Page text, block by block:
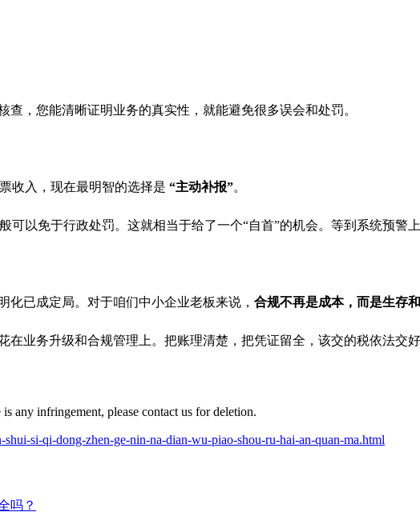
查，您能清晰证明业务的真实性，就能避免很多误会和处罚。
收入，现在最明智的选择是 “主动补报”。
可以免于行政处罚。这就相当于给了一个“自首”的机会。等到系统预警
化已成定局。对于咱们中小企业老板来说， 合规不再是成本，而是生存
在业务升级和合规管理上。把账理清楚，把凭证留全，该交的税依法交
any infringement, please contact us for deletion.
si-qi-dong-zhen-ge-nin-na-dian-wu-piao-shou-ru-hai-an-quan-ma.html